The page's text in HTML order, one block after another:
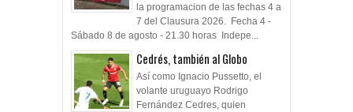
la programacion de las fechas 4 a
7 del Clausura 2026. Fecha 4 -
Sábado 8 de agosto - 21.30 horas Indepe...
Cedrés, también al Globo
Así como Ignacio Pussetto, el
volante uruguayo Rodrigo
Fernández Cedres, quien